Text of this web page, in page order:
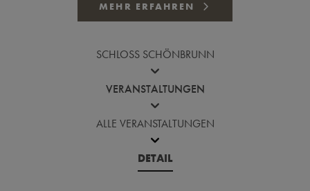
MEHR ERFAHREN
SCHLOSS SCHÖNBRUNN
VERANSTALTUNGEN
ALLE VERANSTALTUNGEN
DETAIL